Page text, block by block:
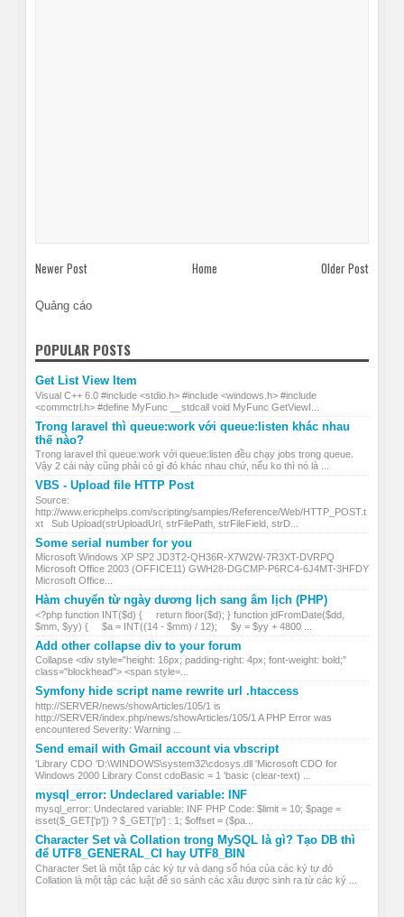
Newer Post Older Post
Home
Quảng cáo
POPULAR POSTS
Get List View Item
Visual C++ 6.0 #include <stdio.h> #include <windows.h> #include
<commctrl.h> #define MyFunc __stdcall void MyFunc GetViewI...
Trong laravel thì queue:work với queue:listen khác nhau
thế nào?
Trong laravel thì queue:work với queue:listen đều chạy jobs trong queue.
Vậy 2 cái này cũng phải có gì đó khác nhau chứ, nếu ko thì nó là ...
VBS - Upload file HTTP Post
Source:
http://www.ericphelps.com/scripting/samples/Reference/Web/HTTP_POST.t
xt Sub Upload(strUploadUrl, strFilePath, strFileField, strD...
Some serial number for you
Microsoft Windows XP SP2 JD3T2-QH36R-X7W2W-7R3XT-DVRPQ
Microsoft Office 2003 (OFFICE11) GWH28-DGCMP-P6RC4-6J4MT-3HFDY
Microsoft Office...
Hàm chuyển từ ngày dương lịch sang âm lịch (PHP)
<?php function INT($d) { return floor($d); } function jdFromDate($dd,
$mm, $yy) { $a = INT((14 - $mm) / 12); $y = $yy + 4800 ...
Add other collapse div to your forum
Collapse <div style="height: 16px; padding-right: 4px; font-weight: bold;"
class="blockhead"> <span style=...
Symfony hide script name rewrite url .htaccess
http://SERVER/news/showArticles/105/1 is
http://SERVER/index.php/news/showArticles/105/1 A PHP Error was
encountered Severity: Warning ...
Send email with Gmail account via vbscript
'Library CDO 'D:\WINDOWS\system32\cdosys.dll 'Microsoft CDO for
Windows 2000 Library Const cdoBasic = 1 'basic (clear-text) ...
mysql_error: Undeclared variable: INF
mysql_error: Undeclared variable: INF PHP Code: $limit = 10; $page =
isset($_GET['p']) ? $_GET['p'] : 1; $offset = ($pa...
Character Set và Collation trong MySQL là gì? Tạo DB thì
để UTF8_GENERAL_CI hay UTF8_BIN
Character Set là một tập các ký tự và dạng số hóa của các ký tự đó
Collation là một tập các luật để so sánh các xâu được sinh ra từ các ký ...